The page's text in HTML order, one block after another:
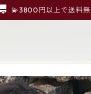
💫3800円以上で送料無